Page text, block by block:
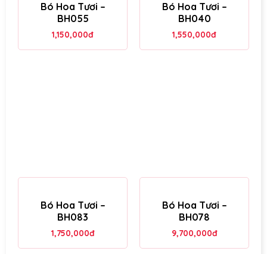
Bó Hoa Tươi –
BH055
1,150,000đ
Bó Hoa Tươi –
BH040
1,550,000đ
Bó Hoa Tươi –
BH083
1,750,000đ
Bó Hoa Tươi –
BH078
9,700,000đ